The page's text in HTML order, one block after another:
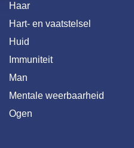
Haar
Hart- en vaatstelsel
Huid
Immuniteit
Man
Mentale weerbaarheid
Ogen